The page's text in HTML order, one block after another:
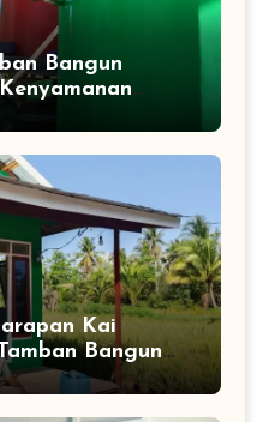
Bangun
Kai
Bangun